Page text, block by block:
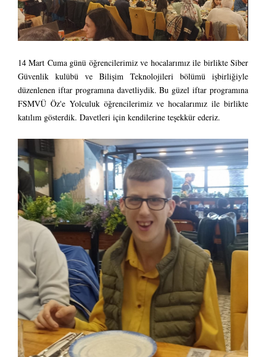
14 Mart Cuma günü öğrencilerimiz ve hocalarımız ile birlikte Siber
Güvenlik kulübü ve Bilişim Teknolojileri bölümü işbirliğiyle
düzenlenen iftar programına davetliydik. Bu güzel iftar programına
FSMVÜ Öz'e Yolculuk öğrencilerimiz ve hocalarımız ile birlikte
katılım gösterdik. Davetleri için kendilerine teşekkür ederiz.